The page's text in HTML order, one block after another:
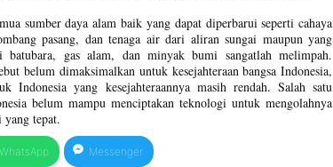
sumber daya alam baik yang dapat diperbarui seperti cahaya
pasang, dan tenaga air dari aliran sungai maupun yang
batubara, gas alam, dan minyak bumi sangatlah melimpah.
belum dimaksimalkan untuk kesejahteraan bangsa Indonesia,
Indonesia yang kesejahteraannya masih rendah. Salah satu
belum mampu menciptakan teknologi untuk mengolahnya
tepat.
WhatsApp Messenger